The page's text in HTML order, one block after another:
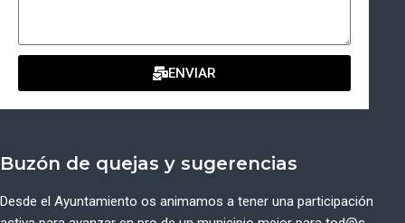
ENVIAR
Buzón de quejas y sugerencias
Desde el Ayuntamiento os animamos a tener una participación